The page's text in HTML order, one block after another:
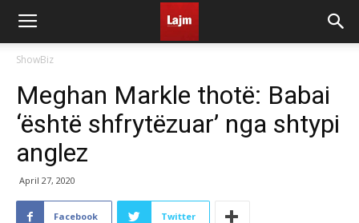
ShowBiz
Meghan Markle thotë: Babai
‘është shfrytëzuar’ nga shtypi
anglez
April 27, 2020
Facebook Twitter